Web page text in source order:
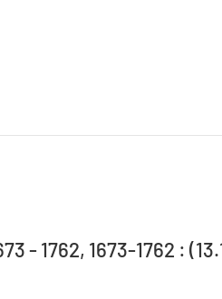
- 1762, 1673-1762 :